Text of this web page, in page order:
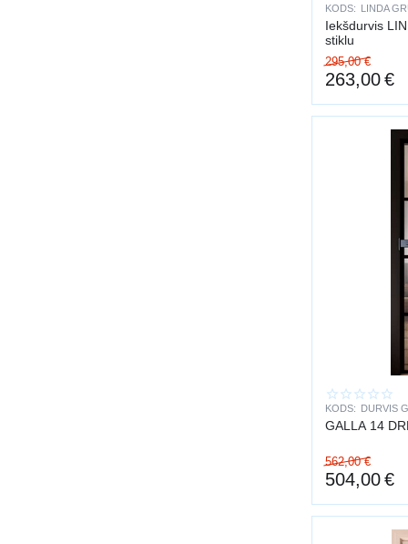
KODS: LINDA
Iekšdurvis
stiklu
295,00 €
263,00€
KODS: DURVIS
GALLA 14
562,00 €
504,00€